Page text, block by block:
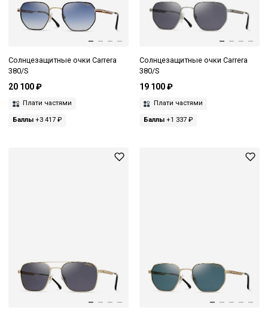
Солнцезащитные очки Carrera
380/S
20 100 ₽
Плати частями
Баллы +3 417 ₽
Солнцезащитные очки Carrera
380/S
19 100 ₽
Плати частями
Баллы+1 337 ₽